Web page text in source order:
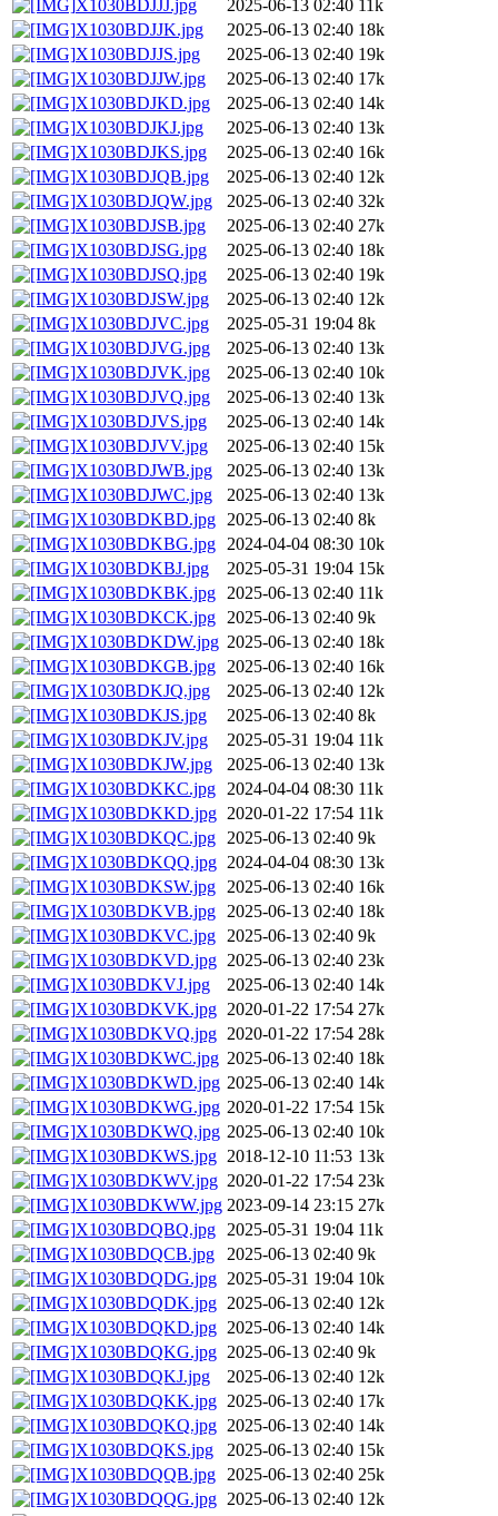
X1030BDJJJ.jpg
2025-06-13 02:40 11k
X1030BDJJK.jpg
2025-06-13 02:40 18k
X1030BDJJS.jpg
2025-06-13 02:40 19k
X1030BDJJW.jpg
2025-06-13 02:40 17k
X1030BDJKD.jpg
2025-06-13 02:40 14k
X1030BDJKJ.jpg
2025-06-13 02:40 13k
X1030BDJKS.jpg
2025-06-13 02:40 16k
X1030BDJQB.jpg
2025-06-13 02:40 12k
X1030BDJQW.jpg
2025-06-13 02:40 32k
X1030BDJSB.jpg
2025-06-13 02:40 27k
X1030BDJSG.jpg
2025-06-13 02:40 18k
X1030BDJSQ.jpg
2025-06-13 02:40 19k
X1030BDJSW.jpg
2025-06-13 02:40 12k
X1030BDJVC.jpg
2025-05-31 19:04 8k
X1030BDJVG.jpg
2025-06-13 02:40 13k
X1030BDJVK.jpg
2025-06-13 02:40 10k
X1030BDJVQ.jpg
2025-06-13 02:40 13k
X1030BDJVS.jpg
2025-06-13 02:40 14k
X1030BDJVV.jpg
2025-06-13 02:40 15k
X1030BDJWB.jpg
2025-06-13 02:40 13k
X1030BDJWC.jpg
2025-06-13 02:40 13k
X1030BDKBD.jpg
2025-06-13 02:40 8k
X1030BDKBG.jpg
2024-04-04 08:30 10k
X1030BDKBJ.jpg
2025-05-31 19:04 15k
X1030BDKBK.jpg
2025-06-13 02:40 11k
X1030BDKCK.jpg
2025-06-13 02:40 9k
X1030BDKDW.jpg 2025-06-13 02:40 18k
X1030BDKGB.jpg
2025-06-13 02:40 16k
X1030BDKJQ.jpg
2025-06-13 02:40 12k
X1030BDKJS.jpg
2025-06-13 02:40 8k
X1030BDKJV.jpg
2025-05-31 19:04 11k
X1030BDKJW.jpg
2025-06-13 02:40 13k
X1030BDKKC.jpg
2024-04-04 08:30 11k
X1030BDKKD.jpg 2020-01-22 17:54 11k
X1030BDKQC.jpg
2025-06-13 02:40 9k
X1030BDKQQ.jpg 2024-04-04 08:30 13k
X1030BDKSW.jpg
2025-06-13 02:40 16k
X1030BDKVB.jpg
2025-06-13 02:40 18k
X1030BDKVC.jpg
2025-06-13 02:40 9k
X1030BDKVD.jpg 2025-06-13 02:40 23k
X1030BDKVJ.jpg
2025-06-13 02:40 14k
X1030BDKVK.jpg 2020-01-22 17:54 27k
X1030BDKVQ.jpg 2020-01-22 17:54 28k
X1030BDKWC.jpg 2025-06-13 02:40 18k
X1030BDKWD.jpg 2025-06-13 02:40 14k
X1030BDKWG.jpg 2020-01-22 17:54 15k
X1030BDKWQ.jpg 2025-06-13 02:40 10k
X1030BDKWS.jpg 2018-12-10 11:53 13k
X1030BDKWV.jpg 2020-01-22 17:54 23k
X1030BDKWW.jpg 2023-09-14 23:15 27k
X1030BDQBQ.jpg
2025-05-31 19:04 11k
X1030BDQCB.jpg
2025-06-13 02:40 9k
X1030BDQDG.jpg 2025-05-31 19:04 10k
X1030BDQDK.jpg 2025-06-13 02:40 12k
X1030BDQKD.jpg 2025-06-13 02:40 14k
X1030BDQKG.jpg 2025-06-13 02:40 9k
X1030BDQKJ.jpg
2025-06-13 02:40 12k
X1030BDQKK.jpg 2025-06-13 02:40 17k
X1030BDQKQ.jpg 2025-06-13 02:40 14k
X1030BDQKS.jpg
2025-06-13 02:40 15k
X1030BDQQB.jpg
2025-06-13 02:40 25k
X1030BDQQG.jpg 2025-06-13 02:40 12k